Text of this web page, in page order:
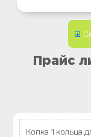
Прайс
Копка 1 кольца